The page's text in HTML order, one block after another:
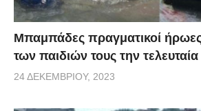
Μπαμπάδες πραγματικοί
των παιδιών τους την τελευταία
24 ΔΕΚΕΜΒΡΊΟΥ, 2023